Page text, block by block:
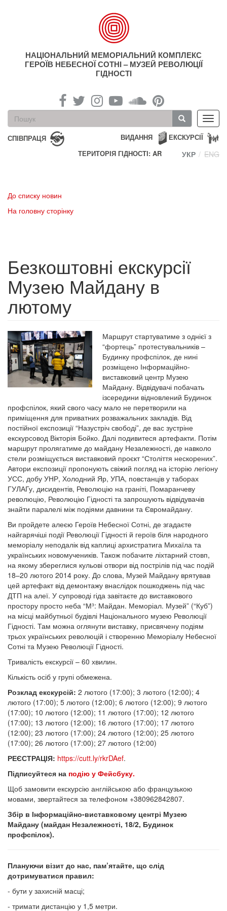
НАЦІОНАЛЬНИЙ МЕМОРІАЛЬНИЙ КОМПЛЕКС
ГЕРОЇВ НЕБЕСНОЇ СОТНІ – МУЗЕЙ РЕВОЛЮЦІЇ
ГІДНОСТІ
Пошукова
форма
Пошук
СПІВПРАЦЯ ЕКСКУРСІЇ
ВИДАННЯ
ТЕРИТОРІЯ ГІДНОСТІ: AR
УКР ENG
До списку новин
На головну сторінку
Безкоштовні екскурсії
Музею Майдану в
лютому
Маршрут стартуватиме з однієї з
“фортець” протестувальників –
Будинку профспілок, де нині
розміщено Інформаційно-
виставковий центр Музею
Майдану. Відвідувачі побачать
ізсередини відновлений Будинок
профспілок, який свого часу мало не перетворили на
приміщення для приватних розважальних закладів. Від
постійної експозиції “Назустріч свободі”, де вас зустріне
екскурсовод Вікторія Бойко. Далі подивитеся артефакти. Потім
маршрут пролягатиме до майдану Незалежності, де навколо
стели розміщується виставковий проєкт “Століття нескорених”.
Автори експозиції пропонують свіжий погляд на історію легіону
УСС, добу УНР, Холодний Яр, УПА, повстанців у таборах
ГУЛАГу, дисидентів, Революцію на граніті, Помаранчеву
революцію, Революцію Гідності та запрошують відвідувачів
знайти паралелі між подіями давнини та Євромайдану.
Ви пройдете алеєю Героїв Небесної Сотні, де згадаєте
найгарячіші події Революції Гідності й героїв біля народного
меморіалу неподалік від каплиці архистратига Михаїла та
українських новомучеників. Також побачите ліхтарний стовп,
на якому збереглися кульові отвори від пострілів під час подій
18–20 лютого 2014 року. До слова, Музей Майдану врятував
цей артефакт від демонтажу внаслідок пошкоджень під час
ДТП на алеї. У супроводі гіда завітаєте до виставкового
простору просто неба “М³: Майдан. Меморіал. Музей” (“Куб”)
на місці майбутньої будівлі Національного музею Революції
Гідності. Там можна оглянути виставку, присвячену подіям
трьох українських революцій і створенню Меморіалу Небесної
Сотні та Музею Революції Гідності.
Тривалість екскурсії – 60 хвилин.
Кількість осіб у групі обмежена.
Розклад екскурсій: 2 лютого (17:00); 3 лютого (12:00); 4
лютого (17:00); 5 лютого (12:00); 6 лютого (12:00); 9 лютого
(17:00); 10 лютого (12:00); 11 лютого (17:00); 12 лютого
(17:00); 13 лютого (12:00); 16 лютого (17:00); 17 лютого
(12:00); 23 лютого (17:00); 24 лютого (12:00); 25 лютого
(17:00); 26 лютого (17:00); 27 лютого (12:00)
РЕЄСТРАЦІЯ: https://cutt.ly/rkrDAef.
Підписуйтеся на подію у Фейсбуку.
Щоб замовити екскурсію англійською або французькою
мовами, звертайтеся за телефоном +380962842807.
Збір в Інформаційно-виставковому центрі Музею
Майдану (майдан Незалежності, 18/2, Будинок
профспілок).
Плануючи візит до нас, пам’ятайте, що слід
дотримуватися правил:
- бути у захисній масці;
- тримати дистанцію у 1,5 метри.